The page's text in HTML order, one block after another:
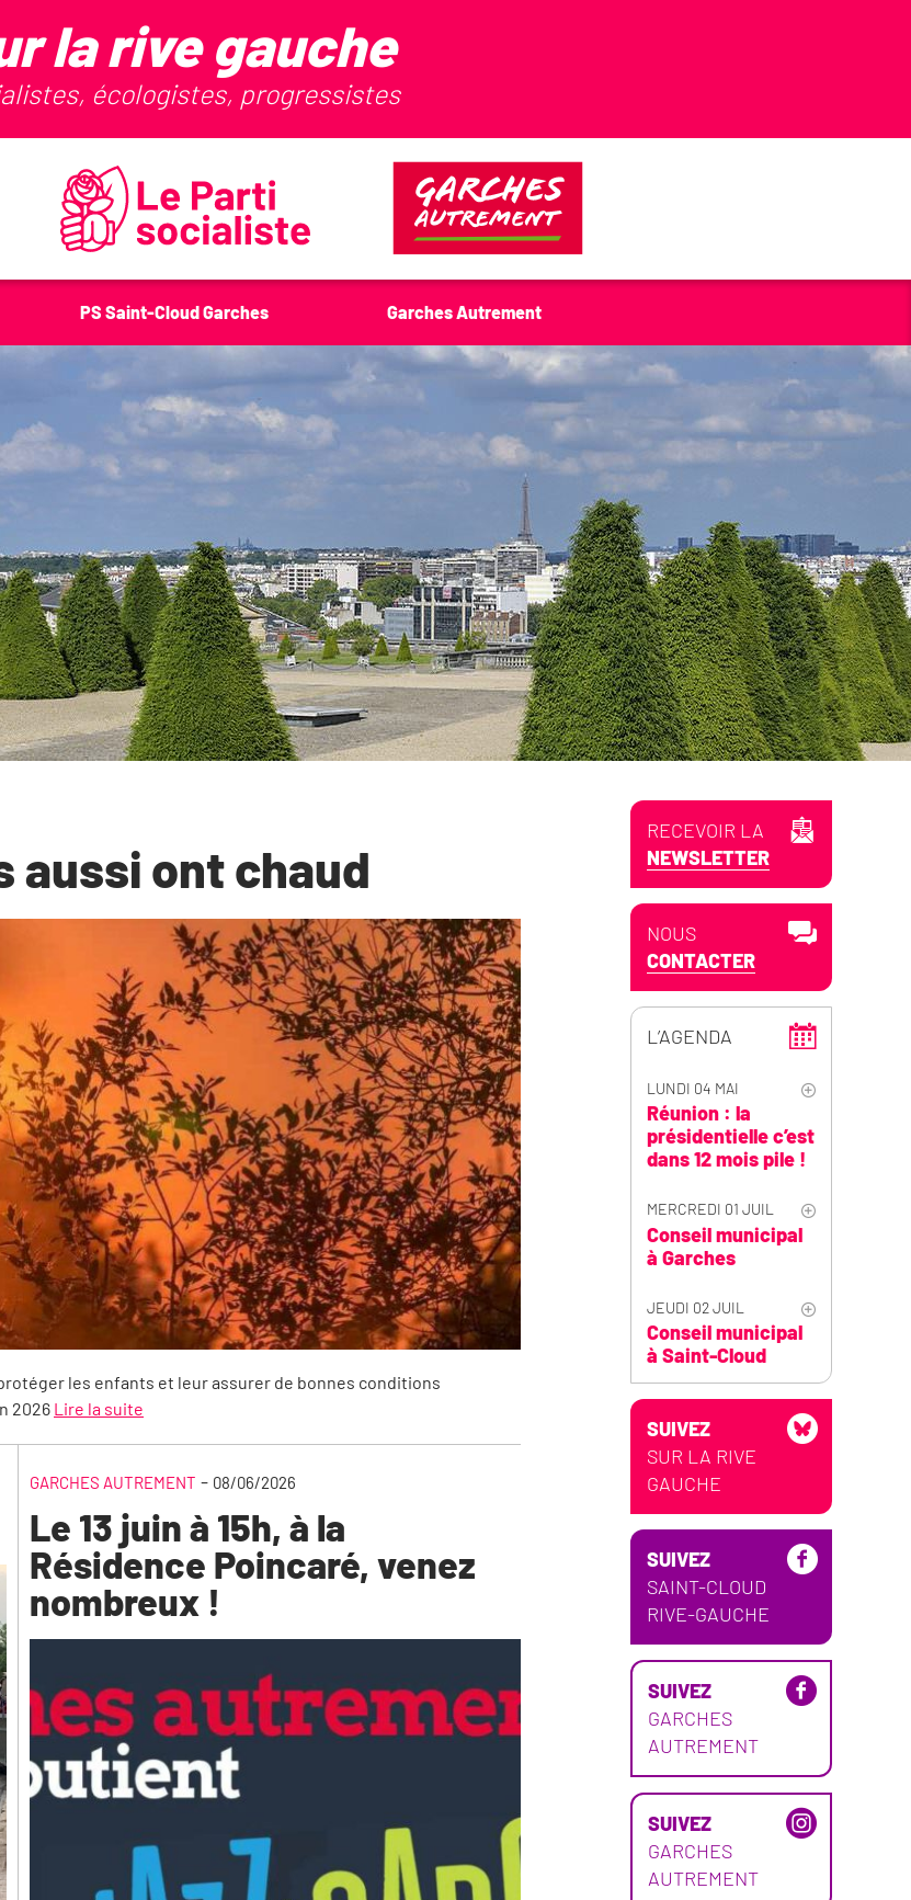
la rive gauche
écologistes, progressistes
PS Saint-Cloud Garches Garches Autrement
aussi ont chaud
les enfants et leur assurer de bonnes conditions
2026 Lire la suite
GARCHES AUTREMENT - 08/06/2026
Le 13 juin à 15h, à la
Résidence Poincaré, venez
nombreux !
RECEVOIR LA
NEWSLETTER
NOUS
CONTACTER
L’AGENDA
LUNDI 04 MAI
Réunion : la
présidentielle c’est
dans 12 mois pile !
MERCREDI 01 JUIL
Conseil municipal
à Garches
JEUDI 02 JUIL
Conseil municipal
à Saint-Cloud
SUIVEZ
SUR LA RIVE
GAUCHE
SUIVEZ
SAINT-CLOUD
RIVE-GAUCHE
SUIVEZ
GARCHES
AUTREMENT
SUIVEZ
GARCHES
AUTREMENT